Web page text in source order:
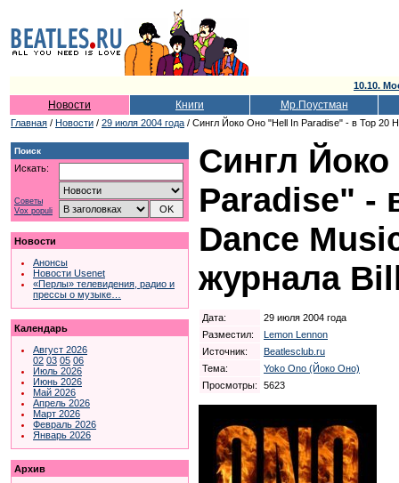
10.10.
Новости Книги Мр.Поустман
Главная / Новости / 29 июля 2004 года / Сингл Йоко Оно "Hell In Paradise" - в Top 20
Поиск
Искать:
Советы
Vox populi
Новости
Анонсы
Новости Usenet
«Перлы» телевидения, радио и
прессы о музыке…
Календарь
Август 2026
02 03 05 06
Июль 2026
Июнь 2026
Май 2026
Апрель 2026
Март 2026
Февраль 2026
Январь 2026
Архив
Сингл
Paradise" -
Dance
журнала
Дата:
29 июля 2004 года
Разместил:
Lemon Lennon
Источник:
Beatlesclub.ru
Тема:
Yoko Ono (Йоко Оно)
Просмотры:
5623